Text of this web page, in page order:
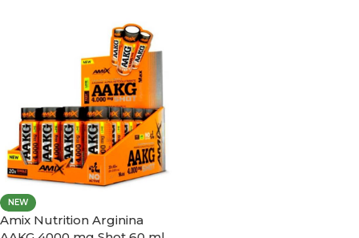
NEW
Amix Nutrition Arginina